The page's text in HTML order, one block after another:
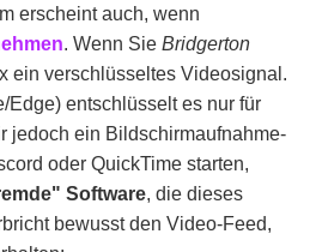
erscheint auch, wenn
. Wenn Sie Bridgerton
ein verschlüsseltes Videosignal.
Edge) entschlüsselt es nur für
jedoch ein Bildschirmaufnahme-
oder QuickTime starten,
Software, die dieses
bewusst den Video-Feed,